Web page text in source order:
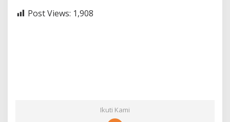
Post Views: 1,908
Ikuti Kami